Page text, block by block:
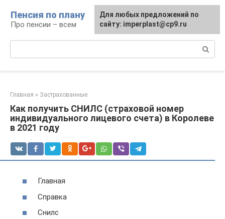
контенту
Пенсия по плану
Про пенсии – всем
Главная » Застрахованные
Как получить СНИЛС (страховой номер
индивидуального лицевого счета) в Королеве
в 2021 году
Главная
Справка
Снилс
Для любых предложений по
сайту: imperplast@cp9.ru